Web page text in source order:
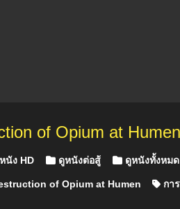
of Opium at
in
นัง HD ดูหนังต่อสู้ ดูหนังทั้งหมด
of Opium at Humen กา